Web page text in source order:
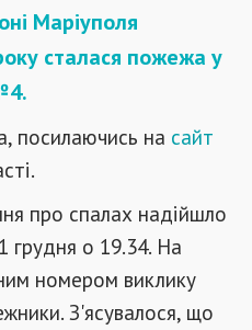
Маріуполя
сталася пожежа у
посилаючись на сайт
про спалах надійшло
грудня о 19.34. На
номером виклику
З'ясувалося, що